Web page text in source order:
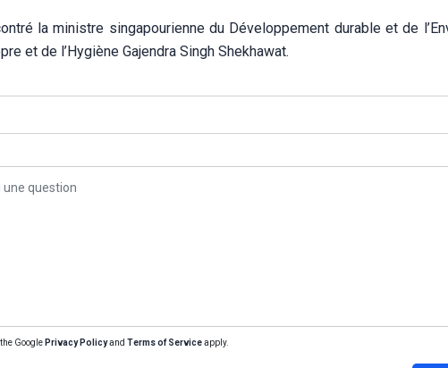
la ministre singapourienne du Développement durable et de
et de l’Hygiène Gajendra Singh Shekhawat.
Google Privacy Policyand Terms of Serviceapply.